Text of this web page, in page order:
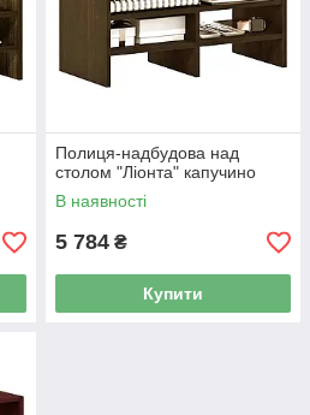
Полиця-надбудова над
столом "Ліонта" капучино
В наявності
5 784 ₴
Купити